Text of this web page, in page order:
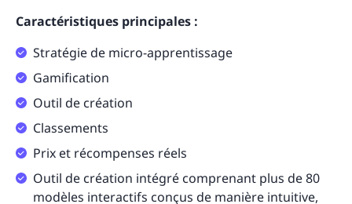
Caractéristiques principales :
Stratégie de micro-apprentissage
Gamification
Outil de création
Classements
Prix et récompenses réels
Outil de création intégré comprenant plus de 80
modèles interactifs conçus de manière intuitive,